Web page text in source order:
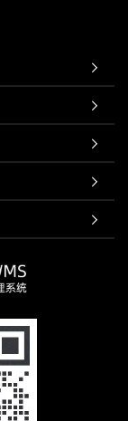




